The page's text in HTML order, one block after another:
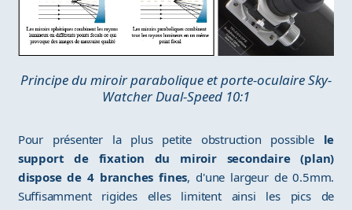
Principe du miroir parabolique et porte-oculaire Sky-
Watcher Dual-Speed 10:1
Pour présenter la plus petite obstruction possible le
support de fixation du miroir secondaire (plan)
dispose de 4 branches fines, d'une largeur de 0.5mm.
Suffisamment rigides elles limitent ainsi les pics de